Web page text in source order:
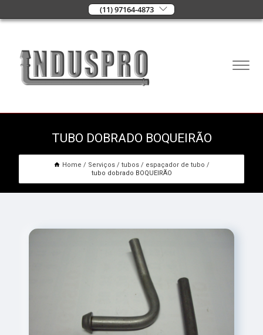
(11) 97164-4873
TUBO DOBRADO BOQUEIRÃO
Home Serviços tubos
espaçador de tubo
tubo dobrado BOQUEIRÃO